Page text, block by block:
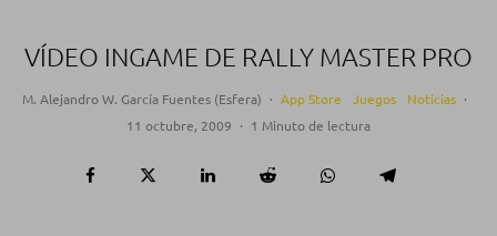
VÍDEO INGAME DE RALLY MASTER PRO
M. Alejandro W. García Fuentes (Esfera) · App Store Juegos Noticias ·
11 octubre, 2009 · 1 Minuto de lectura